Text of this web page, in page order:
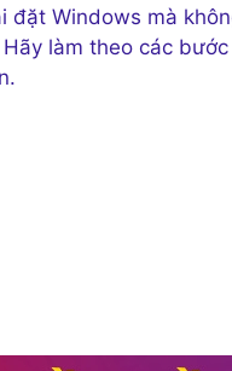
Windows mà
làm theo các